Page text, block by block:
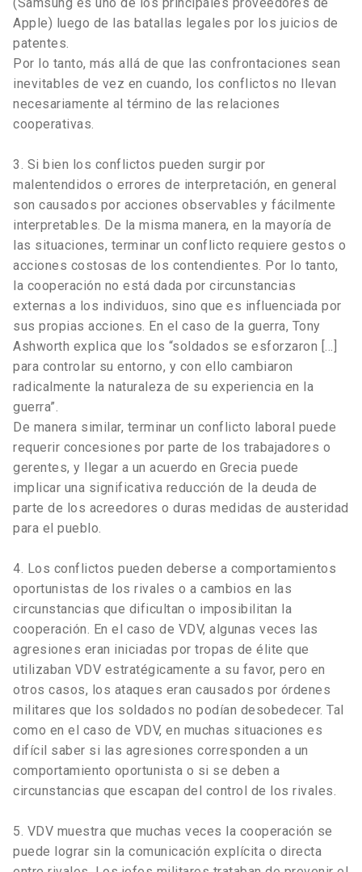
(Samsung es uno de los principales proveedores de
Apple) luego de las batallas legales por los juicios de
patentes.
Por lo tanto, más allá de que las confrontaciones sean
inevitables de vez en cuando, los conflictos no llevan
necesariamente al término de las relaciones
cooperativas.
3. Si bien los conflictos pueden surgir por
malentendidos o errores de interpretación, en general
son causados por acciones observables y fácilmente
interpretables. De la misma manera, en la mayoría de
las situaciones, terminar un conflicto requiere gestos o
acciones costosas de los contendientes. Por lo tanto,
la cooperación no está dada por circunstancias
externas a los individuos, sino que es influenciada por
sus propias acciones. En el caso de la guerra, Tony
Ashworth explica que los “soldados se esforzaron […]
para controlar su entorno, y con ello cambiaron
radicalmente la naturaleza de su experiencia en la
guerra”.
De manera similar, terminar un conflicto laboral puede
requerir concesiones por parte de los trabajadores o
gerentes, y llegar a un acuerdo en Grecia puede
implicar una significativa reducción de la deuda de
parte de los acreedores o duras medidas de austeridad
para el pueblo.
4. Los conflictos pueden deberse a comportamientos
oportunistas de los rivales o a cambios en las
circunstancias que dificultan o imposibilitan la
cooperación. En el caso de VDV, algunas veces las
agresiones eran iniciadas por tropas de élite que
utilizaban VDV estratégicamente a su favor, pero en
otros casos, los ataques eran causados por órdenes
militares que los soldados no podían desobedecer. Tal
como en el caso de VDV, en muchas situaciones es
difícil saber si las agresiones corresponden a un
comportamiento oportunista o si se deben a
circunstancias que escapan del control de los rivales.
5. VDV muestra que muchas veces la cooperación se
puede lograr sin la comunicación explícita o directa